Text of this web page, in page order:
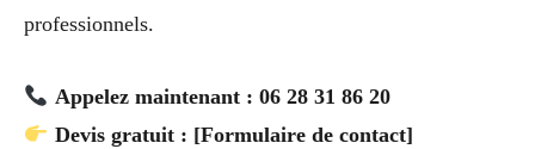
professionnels.
Appelez maintenant : 06 28 31 86 20
Devis gratuit : [Formulaire de contact]